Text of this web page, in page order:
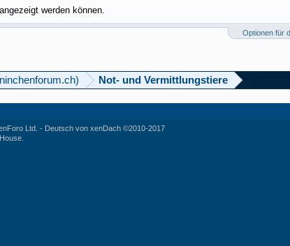
werden können.
Optionen für
Not- und Vermittlungstiere
Ltd. - Deutsch von xenDach©2010-2017